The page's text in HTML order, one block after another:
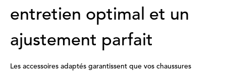
entretien optimal et un
ajustement parfait
Les accessoires adaptés garantissent que vos chaussures